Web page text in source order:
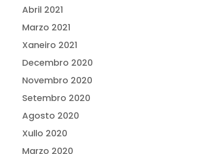
Abril 2021
Marzo 2021
Xaneiro 2021
Decembro 2020
Novembro 2020
Setembro 2020
Agosto 2020
Xullo 2020
Marzo 2020